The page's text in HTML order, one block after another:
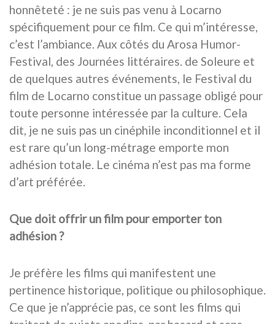
honnêteté : je ne suis pas venu à Locarno
spécifiquement pour ce film. Ce qui m’intéresse,
c’est l’ambiance. Aux côtés du Arosa Humor-
Festival, des Journées littéraires. de Soleure et
de quelques autres événements, le Festival du
film de Locarno constitue un passage obligé pour
toute personne intéressée par la culture. Cela
dit, je ne suis pas un cinéphile inconditionnel et il
est rare qu’un long-métrage emporte mon
adhésion totale. Le cinéma n’est pas ma forme
d’art préférée.
Que doit offrir un film pour emporter ton
adhésion ?
Je préfère les films qui manifestent une
pertinence historique, politique ou philosophique.
Ce que je n’apprécie pas, ce sont les films qui